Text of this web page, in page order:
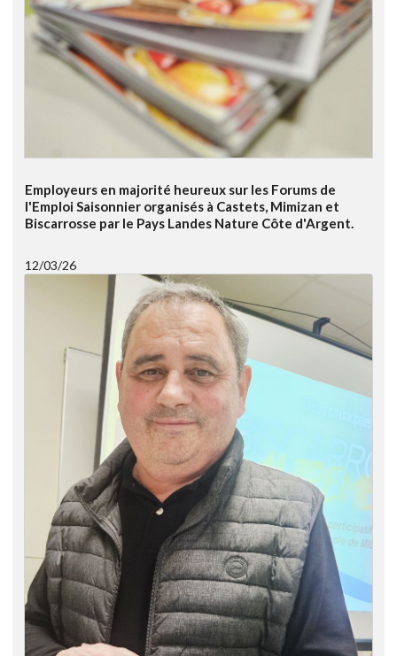
Employeurs en majorité heureux sur les Forums de
l'Emploi Saisonnier organisés à Castets, Mimizan et
Biscarrosse par le Pays Landes Nature Côte d'Argent.
12/03/26